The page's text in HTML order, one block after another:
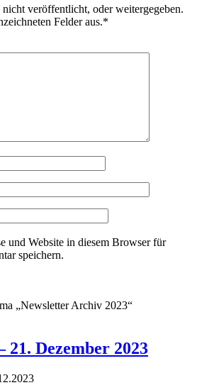
veröffentlicht, oder weitergegeben.
Felder aus.*
und Website in diesem Browser für
speichern.
„Newsletter Archiv 2023“
21. Dezember 2023